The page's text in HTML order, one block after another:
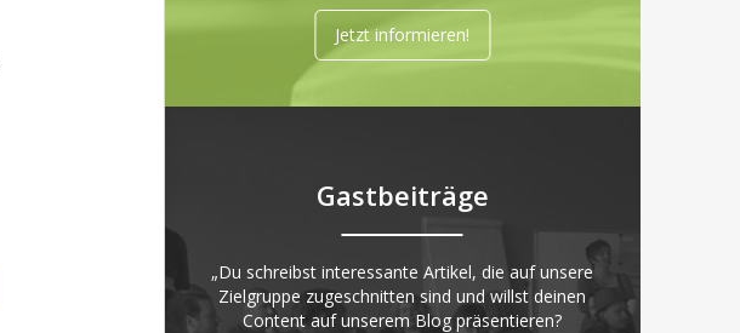
Jetzt informieren!
Gastbeiträge
„Du schreibst interessante Artikel, die auf unsere
Zielgruppe zugeschnitten sind und willst deinen
Content auf unserem Blog präsentieren?